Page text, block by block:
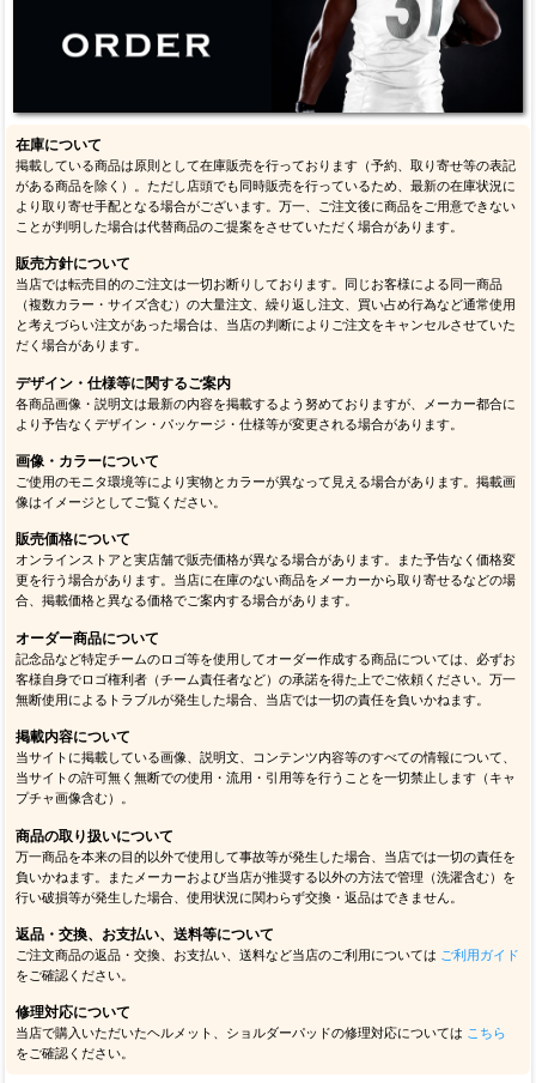
在庫について
掲載している商品は原則として在庫販売を行っております（予約、取り寄せ等の表記
がある商品を除く）。ただし店頭でも同時販売を行っているため、最新の在庫状況に
より取り寄せ手配となる場合がございます。万一、ご注文後に商品をご用意できない
ことが判明した場合は代替商品のご提案をさせていただく場合があります。
販売方針について
当店では転売目的のご注文は一切お断りしております。同じお客様による同一商品
（複数カラー・サイズ含む）の大量注文、繰り返し注文、買い占め行為など通常使用
と考えづらい注文があった場合は、当店の判断によりご注文をキャンセルさせていた
だく場合があります。
デザイン・仕様等に関するご案内
各商品画像・説明文は最新の内容を掲載するよう努めておりますが、メーカー都合に
より予告なくデザイン・パッケージ・仕様等が変更される場合があります。
画像・カラーについて
ご使用のモニタ環境等により実物とカラーが異なって見える場合があります。掲載画
像はイメージとしてご覧ください。
販売価格について
オンラインストアと実店舗で販売価格が異なる場合があります。また予告なく価格変
更を行う場合があります。当店に在庫のない商品をメーカーから取り寄せるなどの場
合、掲載価格と異なる価格でご案内する場合があります。
オーダー商品について
記念品など特定チームのロゴ等を使用してオーダー作成する商品については、必ずお
客様自身でロゴ権利者（チーム責任者など）の承諾を得た上でご依頼ください。万一
無断使用によるトラブルが発生した場合、当店では一切の責任を負いかねます。
掲載内容について
当サイトに掲載している画像、説明文、コンテンツ内容等のすべての情報について、
当サイトの許可無く無断での使用・流用・引用等を行うことを一切禁止します（キャ
プチャ画像含む）。
商品の取り扱いについて
万一商品を本来の目的以外で使用して事故等が発生した場合、当店では一切の責任を
負いかねます。またメーカーおよび当店が推奨する以外の方法で管理（洗濯含む）を
行い破損等が発生した場合、使用状況に関わらず交換・返品はできません。
返品・交換、お支払い、送料等について
ご注文商品の返品・交換、お支払い、送料など当店のご利用については ご利用ガイド
をご確認ください。
修理対応について
当店で購入いただいたヘルメット、ショルダーパッドの修理対応については こちら
をご確認ください。